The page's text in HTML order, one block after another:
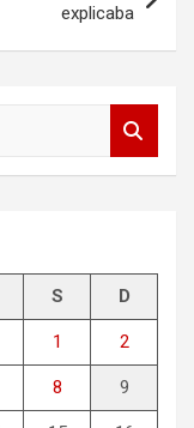
explicaba
S D
1 2
8 9